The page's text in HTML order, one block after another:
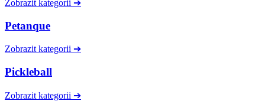
Zobrazit kategorii ➔
Petanque
Zobrazit kategorii ➔
Pickleball
Zobrazit kategorii ➔